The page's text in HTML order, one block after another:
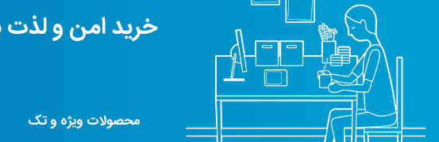
خرید امن و لذت
محصولات ویژه و تک